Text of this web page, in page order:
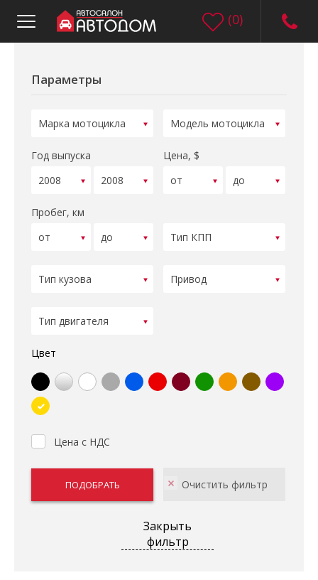
(0)
Параметры
Год выпуска Цена, $
Пробег, км
Цвет
Цена с НДС
Закрыть
фильтр